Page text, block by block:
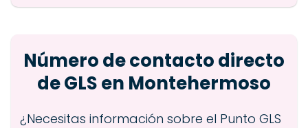
Número de contacto directo
de GLS en Montehermoso
¿Necesitas información sobre el Punto GLS